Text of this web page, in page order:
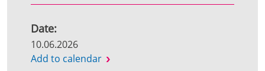
Date:
10.06.2026
Add to calendar